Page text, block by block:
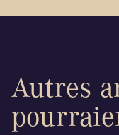
Autres